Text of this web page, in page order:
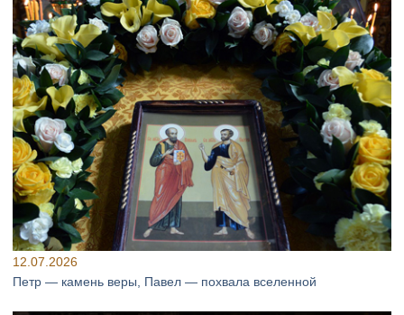
12.07.2026
Петр — камень веры, Павел — похвала вселенной